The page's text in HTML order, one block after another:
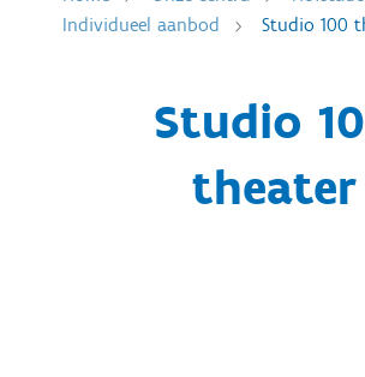
Individueel aanbod
Studio 100
Studio
theater